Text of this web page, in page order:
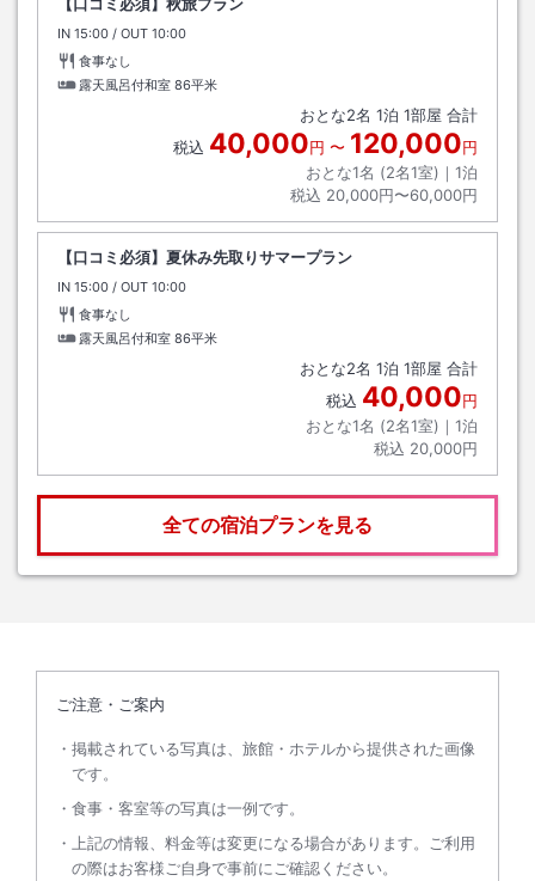
【口コミ必須】秋旅プラン
IN チェックイン
15:00 / OUT チェックアウト
10:00
食事なし
露天風呂付和室 86平米
おとな2名 1泊 1部屋 合計
税込 40,000円 〜 120,000円
おとな1名 (2名1室)｜ 1泊
税込 20,000円〜60,000円
【口コミ必須】夏休み先取りサマープラン
IN チェックイン
15:00 / OUT チェックアウト
10:00
食事なし
露天風呂付和室 86平米
おとな2名 1泊 1部屋 合計
税込 40,000円
おとな1名 (2名1室)｜ 1泊
税込 20,000円
全ての宿泊プランを見る
ご注意・ご案内
掲載されている写真は、旅館・ホテルから提供された画像
です。
食事・客室等の写真は一例です。
上記の情報、料金等は変更になる場合があります。ご利用
の際はお客様ご自身で事前にご確認ください。